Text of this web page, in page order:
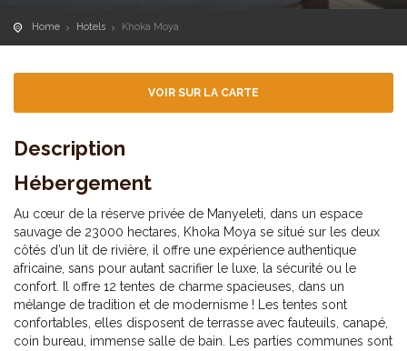
Home Hotels Khoka Moya
VOIR SUR LA CARTE
Description
Hébergement
Au cœur de la réserve privée de Manyeleti, dans un espace
sauvage de 23000 hectares, Khoka Moya se situé sur les deux
côtés d’un lit de rivière, il offre une expérience authentique
africaine, sans pour autant sacrifier le luxe, la sécurité ou le
confort. Il offre 12 tentes de charme spacieuses, dans un
mélange de tradition et de modernisme ! Les tentes sont
confortables, elles disposent de terrasse avec fauteuils, canapé,
coin bureau, immense salle de bain. Les parties communes sont